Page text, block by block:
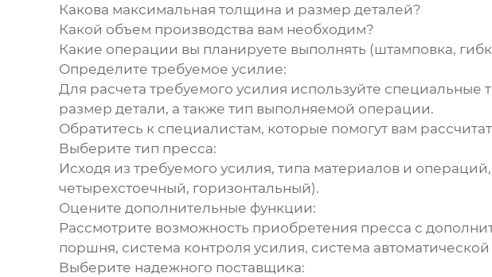
Какова максимальная толщина и размер деталей?
Какой объем производства вам необходим?
Какие операции вы планируете выполнять (штамповка,
Определите требуемое усилие:
Для расчета требуемого усилия используйте
размер детали, а также тип выполняемой операции.
Обратитесь к специалистам, которые помогут вам
Выберите тип пресса:
Исходя из требуемого усилия, типа материалов и
четырехстоечный, горизонтальный).
Оцените дополнительные функции:
Рассмотрите возможность приобретения пресса с
поршня, система контроля усилия, система автоматической
Выберите надежного поставщика: